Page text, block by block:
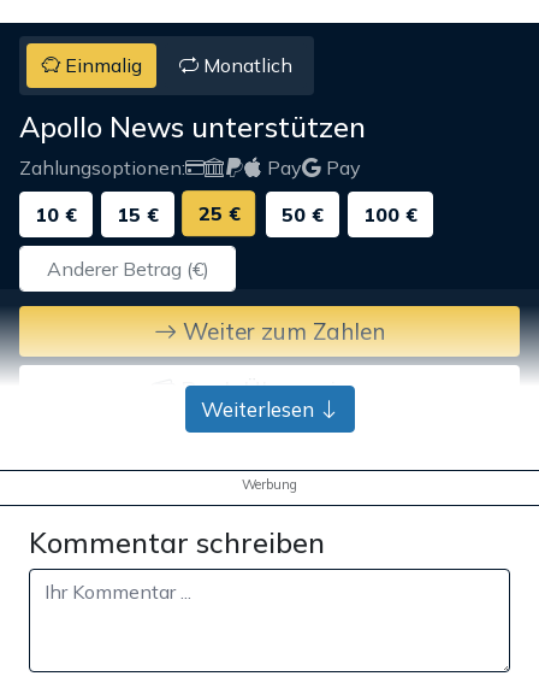
Einmalig Monatlich
Apollo News unterstützen
Zahlungsoptionen: Pay
Pay
10 €
15 € 25 € 50 € 100 €
Weiter zum Zahlen
Bank-Überweisung
Weiterlesen
Werbung
Kommentar schreiben